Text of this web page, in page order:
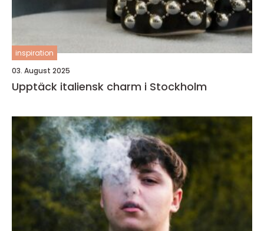
inspiration
03. August 2025
Upptäck italiensk charm i Stockholm